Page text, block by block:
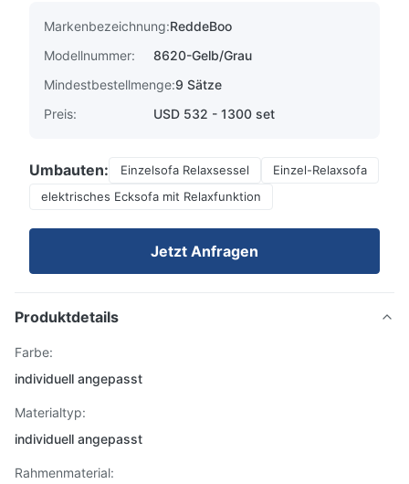
Markenbezeichnung:ReddeBoo
Modellnummer:
8620-Gelb/Grau
Mindestbestellmenge:9 Sätze
Preis:
USD 532 - 1300 set
Umbauten: Einzelsofa Relaxsessel
Einzel-Relaxsofa
elektrisches Ecksofa mit Relaxfunktion
Jetzt Anfragen
Produktdetails
Farbe:
individuell angepasst
Materialtyp:
individuell angepasst
Rahmenmaterial: